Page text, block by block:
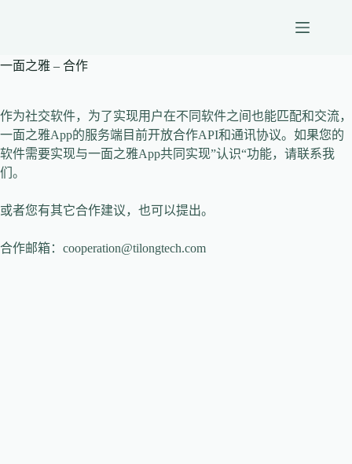
容
一面之雅 – 合作
作为社交软件，为了实现用户在不同软件之间也能匹配和交流，
一面之雅App的服务端目前开放合作API和通讯协议。如果您的
软件需要实现与一面之雅App共同实现”认识“功能，请联系我
们。
或者您有其它合作建议，也可以提出。
合作邮箱：cooperation@tilongtech.com